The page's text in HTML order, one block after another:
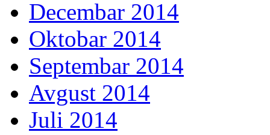
Decembar 2014
Oktobar 2014
Septembar 2014
Avgust 2014
Juli 2014